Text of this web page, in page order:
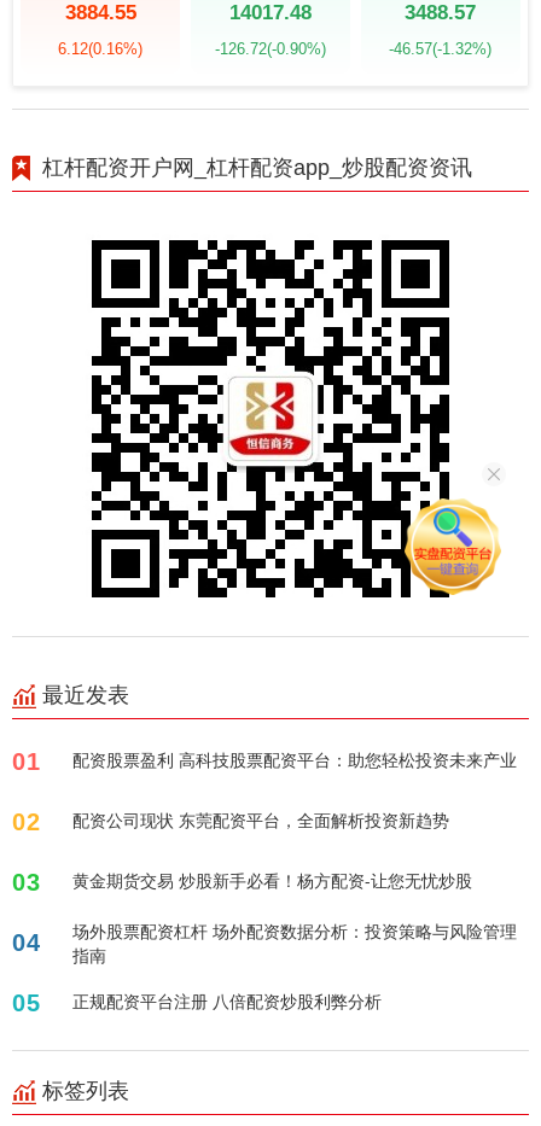
3884.55
6.12(0.16%)
14017.48
-126.72(-0.90%)
3488.57
-46.57(-1.32%)
杠杆配资开户网_杠杆配资app_炒股配资资讯
最近发表
01 配资股票盈利 高科技股票配资平台：助您轻松投资未来产业
02 配资公司现状 东莞配资平台，全面解析投资新趋势
03 黄金期货交易 炒股新手必看！杨方配资-让您无忧炒股
04
场外股票配资杠杆 场外配资数据分析：投资策略与风险管理
指南
05 正规配资平台注册 八倍配资炒股利弊分析
标签列表